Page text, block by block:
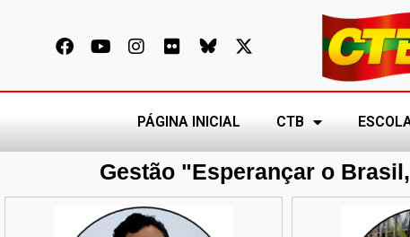
PÁGINA INICIAL CTB
Gestão "Esperançar o